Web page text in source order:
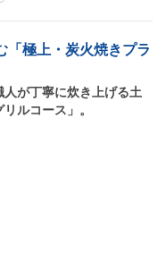
「極上・炭火焼きプラ
が丁寧に炊き上げる土
ルコース」。